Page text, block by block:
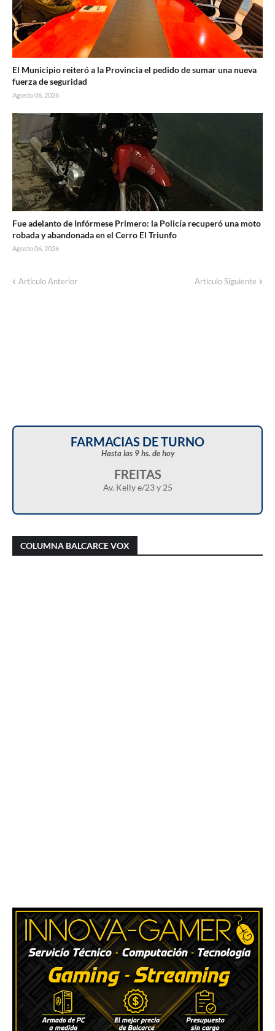
El Municipio reiteró a la Provincia el pedido de sumar una nueva
fuerza de seguridad
Agosto 06, 2026
Fue adelanto de Infórmese Primero: la Policía recuperó una moto
robada y abandonada en el Cerro El Triunfo
Agosto 06, 2026
Artículo Anterior Artículo Siguiente
FARMACIAS DE TURNO
Hasta las 9 hs. de hoy
FREITAS
Av. Kelly e/23 y 25
COLUMNA BALCARCE VOX
que se conozca la carga horaria de cada
médico/a municipal
cuestionó el proyecto de reforma de la Ley de
Tierras y advirtió sobre una “entrega total”